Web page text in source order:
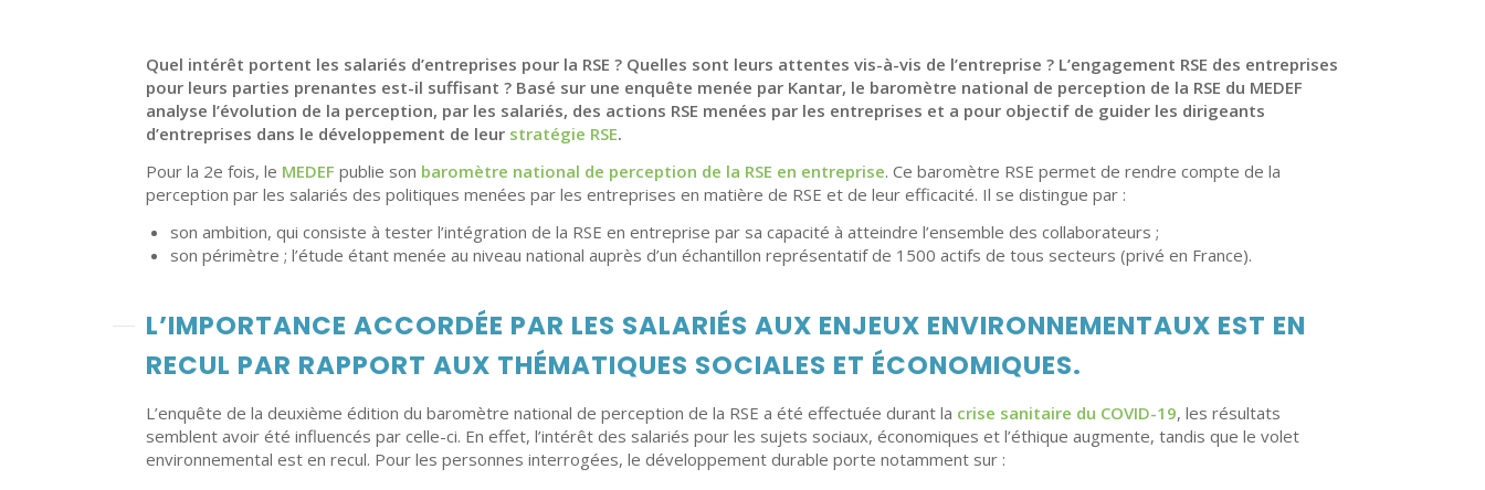
Quel intérêt portent les salariés d’entreprises pour la RSE ? Quelles sont leurs attentes vis-à-vis de l’entreprise ? L’engagement RSE des entreprises
pour leurs parties prenantes est-il suffisant ? Basé sur une enquête menée par Kantar, le baromètre national de perception de la RSE du MEDEF
analyse l’évolution de la perception, par les salariés, des actions RSE menées par les entreprises et a pour objectif de guider les dirigeants
d’entreprises dans le développement de leur stratégie RSE.
Pour la 2e fois, le MEDEF publie son baromètre national de perception de la RSE en entreprise. Ce baromètre RSE permet de rendre compte de la
perception par les salariés des politiques menées par les entreprises en matière de RSE et de leur efficacité. Il se distingue par :
son ambition, qui consiste à tester l’intégration de la RSE en entreprise par sa capacité à atteindre l’ensemble des collaborateurs ;
son périmètre ; l’étude étant menée au niveau national auprès d’un échantillon représentatif de 1500 actifs de tous secteurs (privé en France).
L’IMPORTANCE ACCORDÉE PAR LES SALARIÉS AUX ENJEUX ENVIRONNEMENTAUX EST EN
RECUL PAR RAPPORT AUX THÉMATIQUES SOCIALES ET ÉCONOMIQUES.
L’enquête de la deuxième édition du baromètre national de perception de la RSE a été effectuée durant la crise sanitaire du COVID-19, les résultats
semblent avoir été influencés par celle-ci. En effet, l’intérêt des salariés pour les sujets sociaux, économiques et l’éthique augmente, tandis que le volet
environnemental est en recul. Pour les personnes interrogées, le développement durable porte notamment sur :